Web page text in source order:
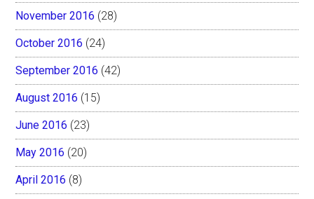
November 2016 (28)
October 2016 (24)
September 2016 (42)
August 2016 (15)
June 2016 (23)
May 2016 (20)
April 2016 (8)